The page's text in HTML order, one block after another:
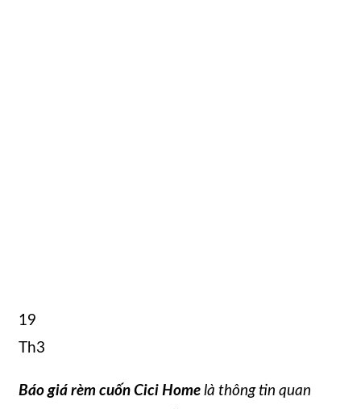
19
Th3
Báo giá rèm cuốn Cici Home là thông tin quan